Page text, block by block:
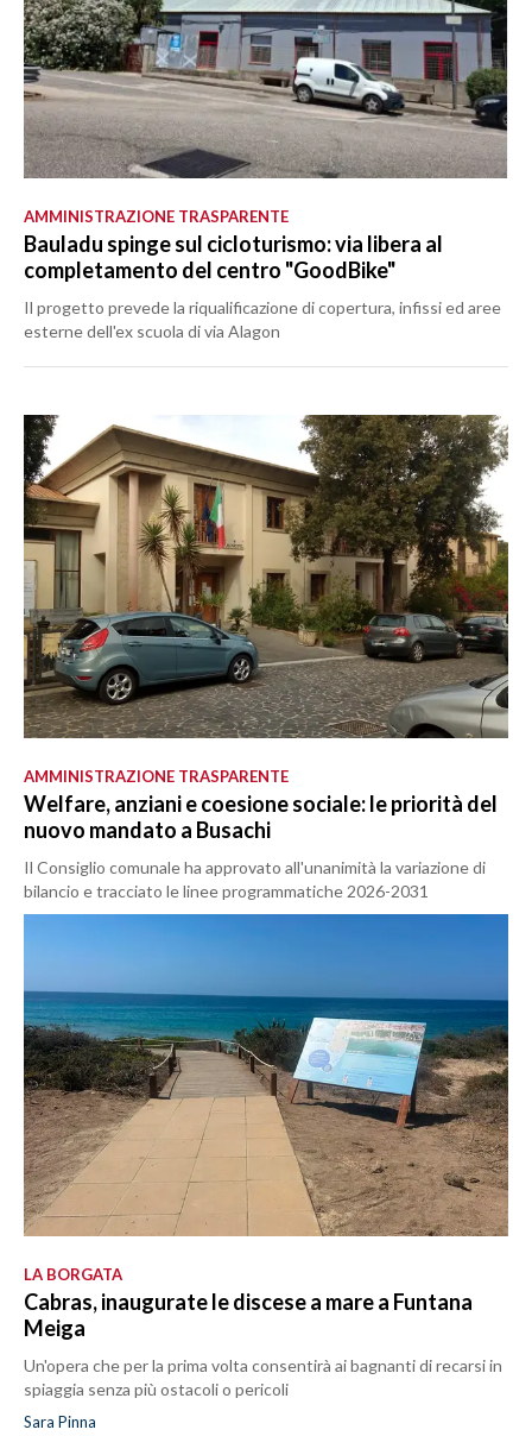
AMMINISTRAZIONE TRASPARENTE
Bauladu spinge sul cicloturismo: via libera al
completamento del centro "GoodBike"
Il progetto prevede la riqualificazione di copertura, infissi ed aree
esterne dell'ex scuola di via Alagon
AMMINISTRAZIONE TRASPARENTE
Welfare, anziani e coesione sociale: le priorità del
nuovo mandato a Busachi
Il Consiglio comunale ha approvato all'unanimità la variazione di
bilancio e tracciato le linee programmatiche 2026-2031
LA BORGATA
Cabras, inaugurate le discese a mare a Funtana
Meiga
Un'opera che per la prima volta consentirà ai bagnanti di recarsi in
spiaggia senza più ostacoli o pericoli
Sara Pinna